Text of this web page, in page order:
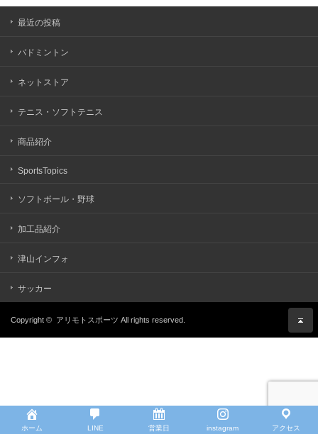
最近の投稿
バドミントン
ネットストア
テニス・ソフトテニス
商品紹介
SportsTopics
ソフトボール・野球
加工品紹介
津山インフォ
サッカー
Copyright © アリモトスポーツ All rights reserved.
ホーム LINE 営業日 instagram アクセス